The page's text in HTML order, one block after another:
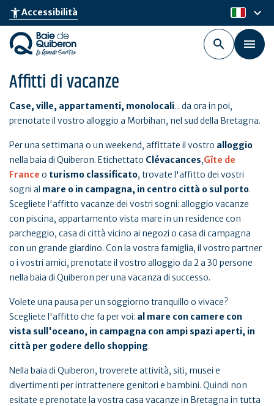
Skip
main
content
accessibility_newAccessibilità it
keyboard_arrow_down
Affitti di vacanze
Case, ville, appartamenti, monolocali... da ora in poi,
prenotate il vostro alloggio a Morbihan, nel sud della Bretagna.
Per una settimana o un weekend, affittate il vostro alloggio
nella baia di Quiberon. Etichettato Clévacances,Gîte de
France o turismo classificato, trovate l'affitto dei vostri
sogni al mare o in campagna, in centro città o sul porto.
Scegliete l'affitto vacanze dei vostri sogni: alloggio vacanze
con piscina, appartamento vista mare in un residence con
parcheggio, casa di città vicino ai negozi o casa di campagna
con un grande giardino. Con la vostra famiglia, il vostro partner
o i vostri amici, prenotate il vostro alloggio da 2 a 30 persone
nella baia di Quiberon per una vacanza di successo.
Volete una pausa per un soggiorno tranquillo o vivace?
Scegliete l'affitto che fa per voi: al mare con camere con
vista sull'oceano, in campagna con ampi spazi aperti, in
città per godere dello shopping.
Nella baia di Quiberon, troverete attività, siti, musei e
divertimenti per intrattenere genitori e bambini. Quindi non
esitate e prenotate la vostra casa vacanze in Bretagna in tutta